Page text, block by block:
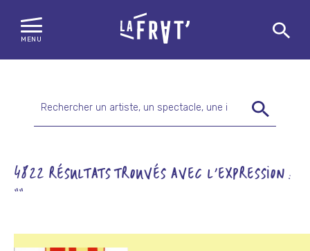
MENU
Rechercher
4822 RÉSULTATS TROUVÉS AVEC L'EXPRESSION :
""